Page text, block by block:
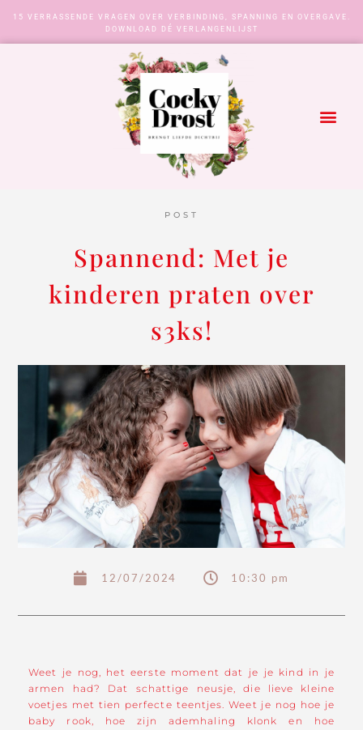
15 VERRASSENDE VRAGEN OVER VERBINDING, SPANNING EN OVERGAVE.
DOWNLOAD DÉ VERLANGENLIJST
POST
Spannend: Met je
kinderen praten over
s3ks!
12/07/2024 10:30 pm
Weet je nog, het eerste moment dat je je kind in je
armen had? Dat schattige neusje, die lieve kleine
voetjes met tien perfecte teentjes. Weet je nog hoe je
baby rook, hoe zijn ademhaling klonk en hoe